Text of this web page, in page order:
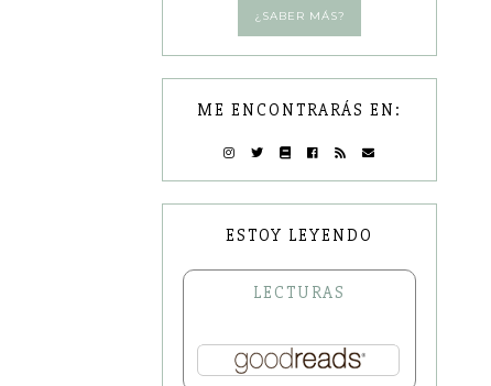
¿SABER MÁS?
ME ENCONTRARÁS EN:
ESTOY LEYENDO
LECTURAS